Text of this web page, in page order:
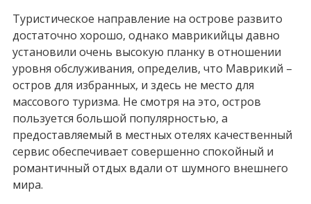
Туристическое направление на острове развито
достаточно хорошо, однако маврикийцы давно
установили очень высокую планку в отношении
уровня обслуживания, определив, что Маврикий –
остров для избранных, и здесь не место для
массового туризма. Не смотря на это, остров
пользуется большой популярностью, а
предоставляемый в местных отелях качественный
сервис обеспечивает совершенно спокойный и
романтичный отдых вдали от шумного внешнего
мира.